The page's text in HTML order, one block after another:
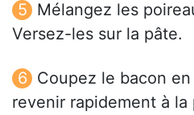
Mélangez les
Versez-les sur la pâte.
Coupez le bacon
revenir rapidement à la